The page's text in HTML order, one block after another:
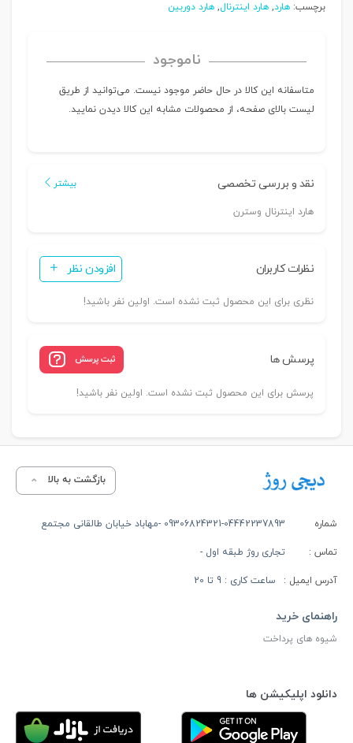
برچسب: هارد, هارد اینترنال, هارد دوربین
ناموجود
متاسفانه این کالا در حال حاضر موجود نیست. می‌توانید از طریق
لیست بالای صفحه، از محصولات مشابه این کالا دیدن نمایید.
نقد و بررسی تخصصی بیشتر
هارد اینترنال وسترن
نظرات کاربران افزودن نظر
نظری برای این محصول ثبت نشده است. اولین نفر باشید!
پرسش ها ثبت پرسش
پرسش برای این محصول ثبت نشده است. اولین نفر باشید!
بازگشت به بالا
شماره
تماس :
09306824321-04442237893 -مهاباد خیابان طالقانی مجتمع
تجاری روژ طبقه اول -
آدرس ایمیل : ساعت کاری : 9 تا 20
راهنمای خرید
شیوه های پرداخت
دانلود اپلیکیشن ها